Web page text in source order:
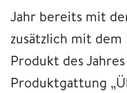
Jahr bereits mit
zusätzlich mit dem
Produkt des
Produktgattung